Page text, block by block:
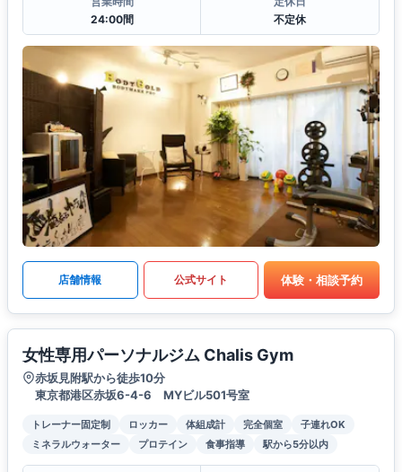
24:00間
不定休
店舗情報 公式サイト 体験・相談予約
女性専用パーソナルジム Chalis Gym
赤坂見附駅から徒歩10分
東京都港区赤坂6-4-6 MYビル501号室
トレーナー固定制 ロッカー 体組成計 完全個室
子連れOK
ミネラルウォーター
プロテイン 食事指導 駅から5分以内